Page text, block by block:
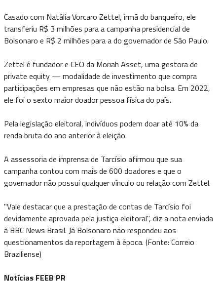
Casado com Natália Vorcaro Zettel, irmã do banqueiro, ele
transferiu R$ 3 milhões para a campanha presidencial de
Bolsonaro e R$ 2 milhões para a do governador de São Paulo.
Zettel é fundador e CEO da Moriah Asset, uma gestora de
private equity — modalidade de investimento que compra
participações em empresas que não estão na bolsa. Em 2022,
ele foi o sexto maior doador pessoa física do país.
Pela legislação eleitoral, indivíduos podem doar até 10% da
renda bruta do ano anterior à eleição.
A assessoria de imprensa de Tarcísio afirmou que sua
campanha contou com mais de 600 doadores e que o
governador não possui qualquer vínculo ou relação com Zettel.
"Vale destacar que a prestação de contas de Tarcísio foi
devidamente aprovada pela justiça eleitoral", diz a nota enviada
à BBC News Brasil. Já Bolsonaro não respondeu aos
questionamentos da reportagem à época. (Fonte: Correio
Braziliense)
Notícias FEEB PR